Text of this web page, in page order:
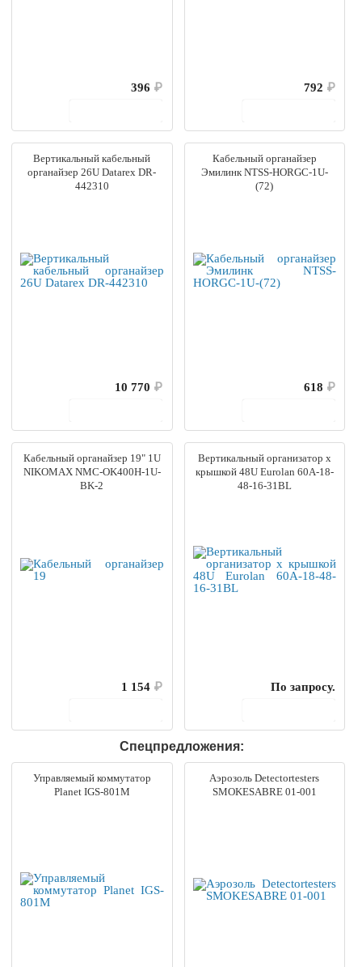
396 ₽
792 ₽
Вертикальный кабельный
органайзер 26U Datarex DR-
442310
10 770 ₽
Кабельный органайзер
Эмилинк NTSS-HORGС-1U-
(72)
618 ₽
Кабельный органайзер 19" 1U
NIKOMAX NMC-OK400H-1U-
BK-2
1 154 ₽
Вертикальный организатор x
крышкой 48U Eurolan 60A-18-
48-16-31BL
По запросу.
Спецпредложения:
Управляемый коммутатор
Planet IGS-801M
Аэрозоль Detectortesters
SMOKESABRE 01-001